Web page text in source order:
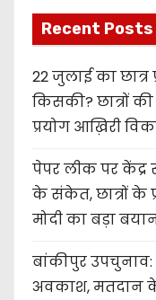
Recent Posts
22 जुलाई का छात्र
किसकी? छात्रों
प्रयोग आख़िरी
पेपर लीक पर
के संकेत, छात्रों के
मोदी का बड़ा
बांकीपुर
अवकाश, मतदान